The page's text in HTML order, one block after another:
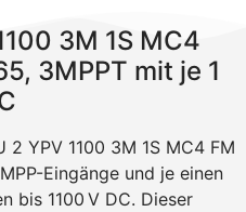
3M 1S MC4
3MPPT mit je 1
YPV 1100 3M 1S MC4 FM
Eingänge und je einen
bis 1100 V DC. Dieser